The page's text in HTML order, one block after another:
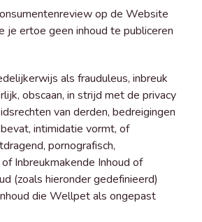
op de Website
je ertoe geen inhoud te publiceren
als frauduleus, inbreuk
obscaan, in strijd met de privacy
van derden, bedreigingen
intimidatie vormt, of
pornografisch,
Inbreukmakende Inhoud of
(zoals hieronder gedefinieerd)
die Wellpet als ongepast